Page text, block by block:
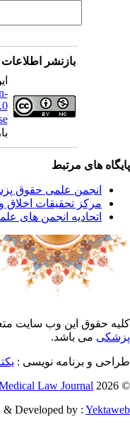
بازنشر اطلاعات
های مرتبط
انجمن علمی حقوق
مرکز تحقیقات اخلاق
اتحادیه انجمن های
حقوق این وب سایت
می باشد.
و برنامه نویسی :
©
Medical Law Journal
& Developed by :